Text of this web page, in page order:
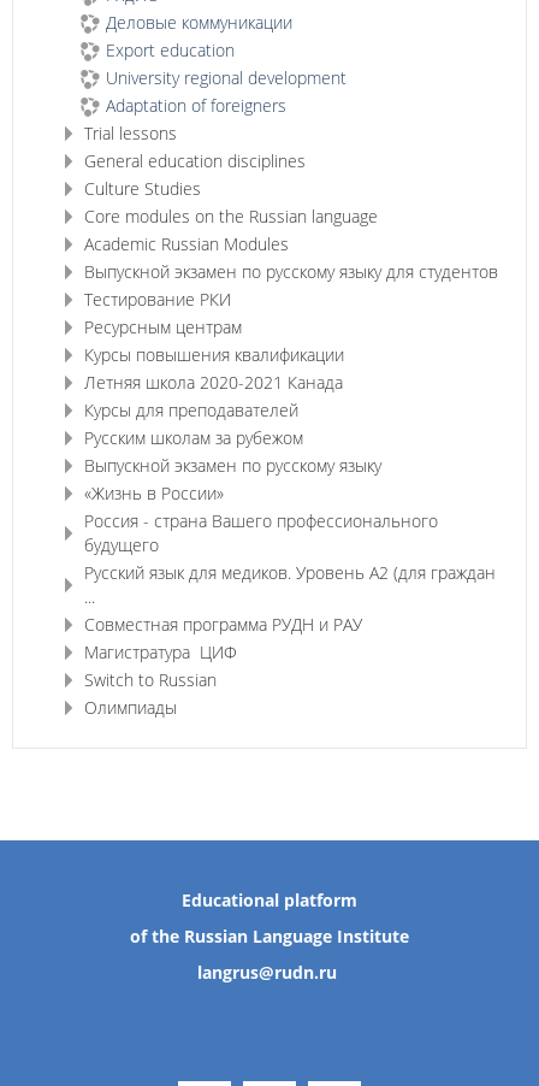
Деловые коммуникации
Export education
University regional development
Adaptation of foreigners
Trial lessons
General education disciplines
Culture Studies
Core modules on the Russian language
Academic Russian Modules
Выпускной экзамен по русскому языку для студентов
Тестирование РКИ
Ресурсным центрам
Курсы повышения квалификации
Летняя школа 2020-2021 Канада
Курсы для преподавателей
Русским школам за рубежом
Выпускной экзамен по русскому языку
«Жизнь в России»
Россия - страна Вашего профессионального
будущего
Русский язык для медиков. Уровень А2 (для граждан
...
Совместная программа РУДН и РАУ
Магистратура ЦИФ
Switch to Russian
Олимпиады
Educational platform
of the Russian Language Institute
langrus@rudn.ru